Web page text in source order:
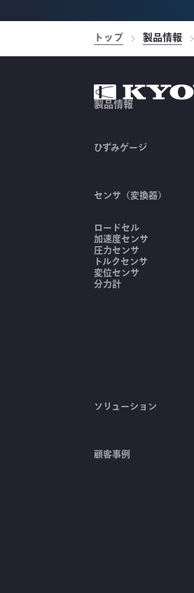
トップ 製品情報
製品情報
ひずみゲージ
センサ（変換器）
ロードセル
加速度センサ
圧力センサ
トルクセンサ
変位センサ
分力計
ソリューション
顧客事例